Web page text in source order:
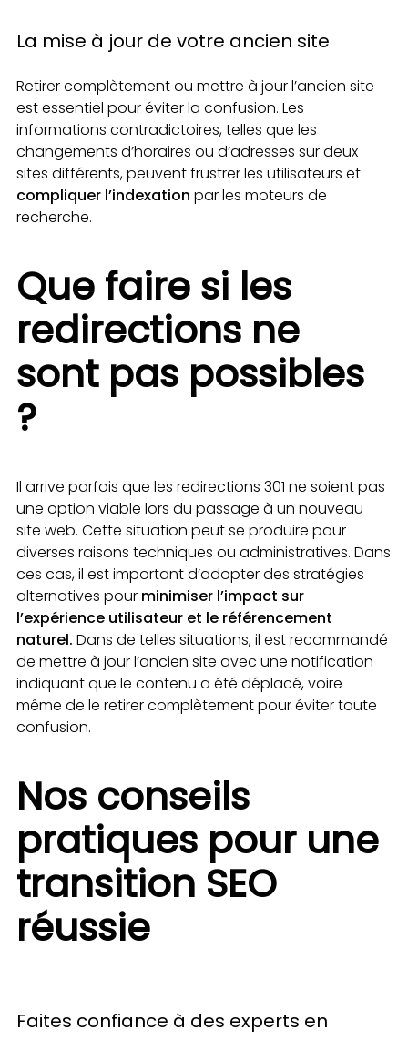
La mise à jour de votre ancien site
Retirer complètement ou mettre à jour l’ancien site
est essentiel pour éviter la confusion. Les
informations contradictoires, telles que les
changements d’horaires ou d’adresses sur deux
sites différents, peuvent frustrer les utilisateurs et
compliquer l’indexation par les moteurs de
recherche.
Que faire si les
redirections ne
sont pas possibles
?
Il arrive parfois que les redirections 301 ne soient pas
une option viable lors du passage à un nouveau
site web. Cette situation peut se produire pour
diverses raisons techniques ou administratives. Dans
ces cas, il est important d’adopter des stratégies
alternatives pour minimiser l’impact sur
l’expérience utilisateur et le référencement
naturel. Dans de telles situations, il est recommandé
de mettre à jour l’ancien site avec une notification
indiquant que le contenu a été déplacé, voire
même de le retirer complètement pour éviter toute
confusion.
Nos conseils
pratiques pour une
transition SEO
réussie
Faites confiance à des experts en